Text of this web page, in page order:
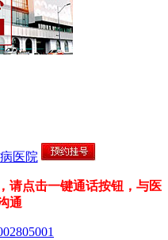
医院
请点击一键通话按钮，与医
通